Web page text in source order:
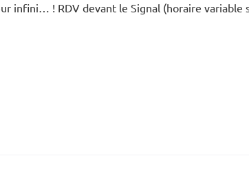
infini… ! RDV devant le Signal (horaire variable